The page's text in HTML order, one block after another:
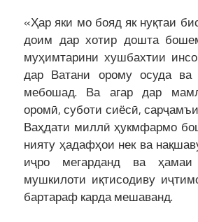
«Ҳар яки мо бояд як нуқтаи
доим дар хотир дошта
муҳимтарини хушбахтии
дар Ватани орому осуда ва
мебошад. Ва агар дар
оромӣ, суботи сиёсӣ,
Ваҳдати миллӣ ҳукмфармо
нияту ҳадафҳои нек ва
иҷро мегарданд ва ҳамаи
мушкилоти иқтисодиву
бартараф карда мешаванд.